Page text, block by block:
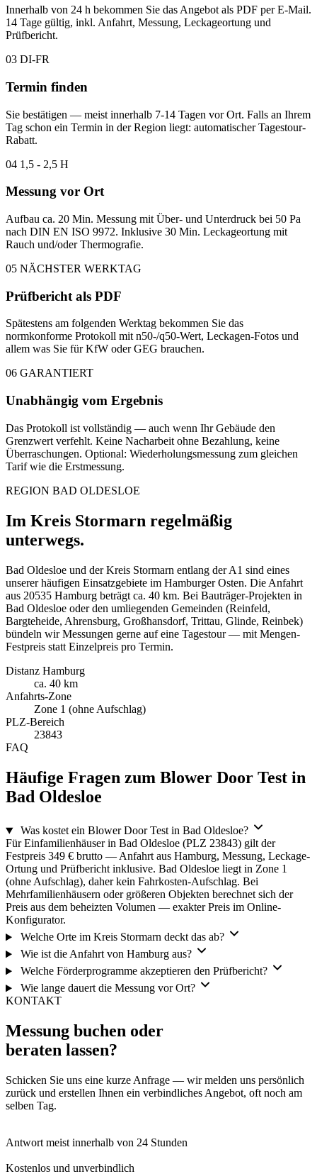
Innerhalb von 24 h bekommen Sie das Angebot als PDF per E-Mail.
14 Tage gültig, inkl. Anfahrt, Messung, Leckageortung und
Prüfbericht.
03 DI-FR
Termin finden
Sie bestätigen — meist innerhalb 7-14 Tagen vor Ort. Falls an Ihrem
Tag schon ein Termin in der Region liegt: automatischer Tagestour-
Rabatt.
04 1,5 - 2,5 H
Messung vor Ort
Aufbau ca. 20 Min. Messung mit Über- und Unterdruck bei 50 Pa
nach DIN EN ISO 9972. Inklusive 30 Min. Leckageortung mit
Rauch und/oder Thermografie.
05 NÄCHSTER WERKTAG
Prüfbericht als PDF
Spätestens am folgenden Werktag bekommen Sie das
normkonforme Protokoll mit n50-/q50-Wert, Leckagen-Fotos und
allem was Sie für KfW oder GEG brauchen.
06 GARANTIERT
Unabhängig vom Ergebnis
Das Protokoll ist vollständig — auch wenn Ihr Gebäude den
Grenzwert verfehlt. Keine Nacharbeit ohne Bezahlung, keine
Überraschungen. Optional: Wiederholungsmessung zum gleichen
Tarif wie die Erstmessung.
REGION BAD OLDESLOE
Im Kreis Stormarn regelmäßig
unterwegs.
Bad Oldesloe und der Kreis Stormarn entlang der A1 sind eines
unserer häufigen Einsatzgebiete im Hamburger Osten. Die Anfahrt
aus 20535 Hamburg beträgt ca. 40 km. Bei Bauträger-Projekten in
Bad Oldesloe oder den umliegenden Gemeinden (Reinfeld,
Bargteheide, Ahrensburg, Großhansdorf, Trittau, Glinde, Reinbek)
bündeln wir Messungen gerne auf eine Tagestour — mit Mengen-
Festpreis statt Einzelpreis pro Termin.
Distanz Hamburg
ca. 40 km
Anfahrts-Zone
Zone 1 (ohne Aufschlag)
PLZ-Bereich
23843
FAQ
Häufige Fragen zum Blower Door Test in
Bad Oldesloe
Was kostet ein Blower Door Test in Bad Oldesloe?
Für Einfamilienhäuser in Bad Oldesloe (PLZ 23843) gilt der
Festpreis 349 € brutto — Anfahrt aus Hamburg, Messung, Leckage-
Ortung und Prüfbericht inklusive. Bad Oldesloe liegt in Zone 1
(ohne Aufschlag), daher kein Fahrkosten-Aufschlag. Bei
Mehrfamilienhäusern oder größeren Objekten berechnet sich der
Preis aus dem beheizten Volumen — exakter Preis im Online-
Konfigurator.
Welche Orte im Kreis Stormarn deckt das ab?
Wie ist die Anfahrt von Hamburg aus?
Welche Förderprogramme akzeptieren den Prüfbericht?
Wie lange dauert die Messung vor Ort?
KONTAKT
Messung buchen oder
beraten lassen?
Schicken Sie uns eine kurze Anfrage — wir melden uns persönlich
zurück und erstellen Ihnen ein verbindliches Angebot, oft noch am
selben Tag.
Antwort meist innerhalb von 24 Stunden
Kostenlos und unverbindlich